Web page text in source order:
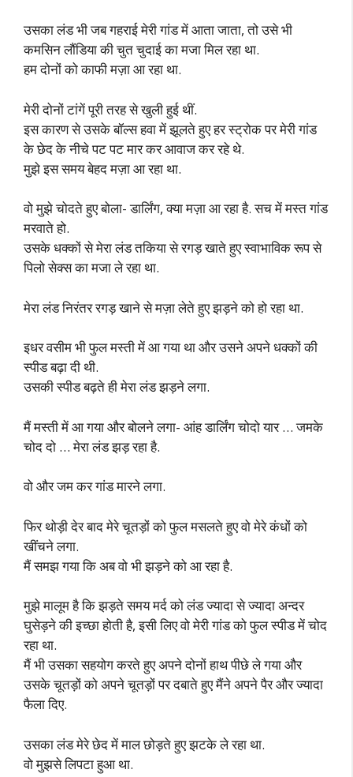
उसका लंड भी जब गहराई मेरी गांड में आता जाता, तो उसे भी
कमसिन लौंडिया की चुत चुदाई का मजा मिल रहा था.
हम दोनों को काफी मज़ा आ रहा था.
मेरी दोनों टांगें पूरी तरह से खुली हुई थीं.
इस कारण से उसके बॉल्स हवा में झूलते हुए हर स्ट्रोक पर मेरी गांड
के छेद के नीचे पट पट मार कर आवाज कर रहे थे.
मुझे इस समय बेहद मज़ा आ रहा था.
वो मुझे चोदते हुए बोला- डार्लिंग, क्या मज़ा आ रहा है. सच में मस्त गांड
मरवाते हो.
उसके धक्कों से मेरा लंड तकिया से रगड़ खाते हुए स्वाभाविक रूप से
पिलो सेक्स का मजा ले रहा था.
मेरा लंड निरंतर रगड़ खाने से मज़ा लेते हुए झड़ने को हो रहा था.
इधर वसीम भी फुल मस्ती में आ गया था और उसने अपने धक्कों की
स्पीड बढ़ा दी थी.
उसकी स्पीड बढ़ते ही मेरा लंड झड़ने लगा.
मैं मस्ती में आ गया और बोलने लगा- आंह डार्लिंग चोदो यार … जमके
चोद दो … मेरा लंड झड़ रहा है.
वो और जम कर गांड मारने लगा.
फिर थोड़ी देर बाद मेरे चूतड़ों को फुल मसलते हुए वो मेरे कंधों को
खींचने लगा.
मैं समझ गया कि अब वो भी झड़ने को आ रहा है.
मुझे मालूम है कि झड़ते समय मर्द को लंड ज्यादा से ज्यादा अन्दर
घुसेड़ने की इच्छा होती है, इसी लिए वो मेरी गांड को फुल स्पीड में चोद
रहा था.
मैं भी उसका सहयोग करते हुए अपने दोनों हाथ पीछे ले गया और
उसके चूतड़ों को अपने चूतड़ों पर दबाते हुए मैंने अपने पैर और ज्यादा
फैला दिए.
उसका लंड मेरे छेद में माल छोड़ते हुए झटके ले रहा था.
वो मुझसे लिपटा हुआ था.